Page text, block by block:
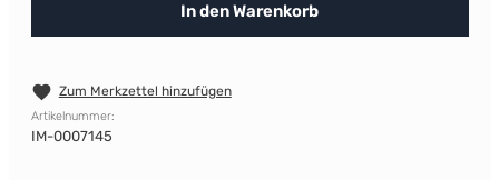
In den Warenkorb
Zum Merkzettel hinzufügen
Artikelnummer:
IM-0007145